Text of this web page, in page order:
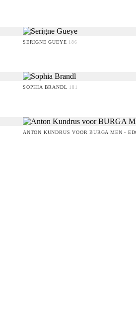
SERIGNE GUEYE 186
SOPHIA BRANDL 181
ANTON KUNDRUS VOOR BURGA MEN -